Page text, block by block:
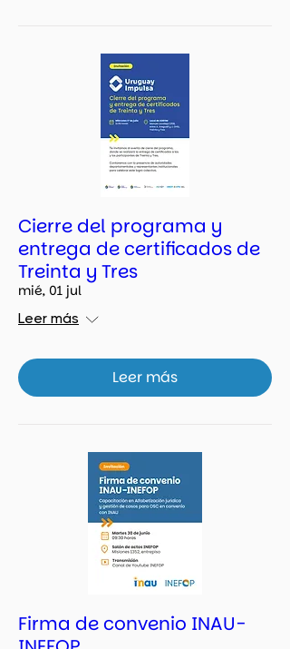
Cierre del programa y
entrega de certificados de
Treinta y Tres
mié, 01 jul
Leer más
Leer más
Firma de convenio INAU-